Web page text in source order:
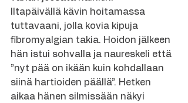
Iltapäivällä kävin hoitamassa
tuttavaani, jolla kovia kipuja
fibromyalgian takia. Hoidon jälkeen
hän istui sohvalla ja naureskeli että
”nyt pää on ikään kuin kohdallaan
siinä hartioiden päällä”. Hetken
aikaa hänen silmissään näkyi